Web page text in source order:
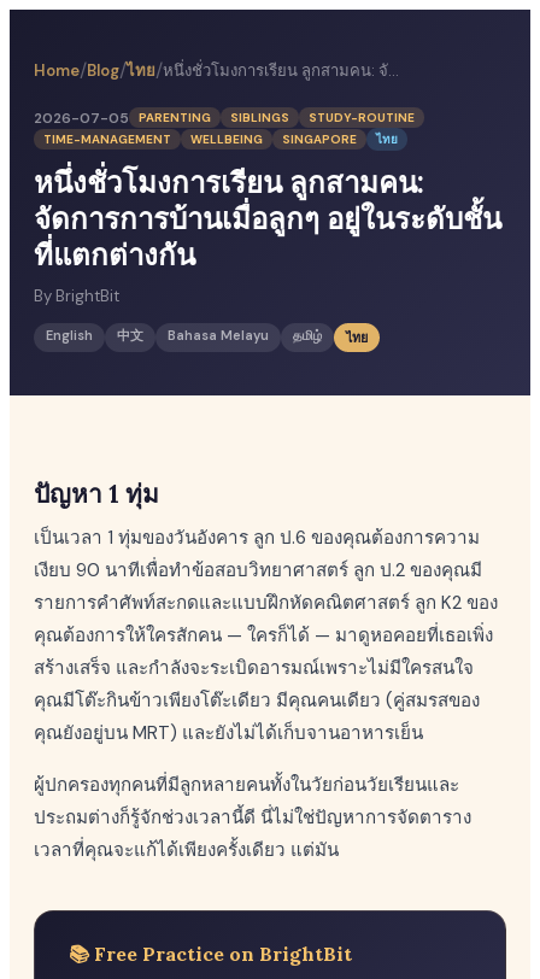
Home/Blog/ไทย/ หนึ่งชั่วโมงการเรียน ลูกสามคน: จัดการการบ้านเมื่อลูกๆ อยู่ในระดับชั้นที่แตกต่างกัน
2026-07-05 PARENTING SIBLINGS
STUDY-ROUTINE
TIME-MANAGEMENT
WELLBEING SINGAPORE ไทย
หนึ่งชั่วโมงการเรียน ลูกสามคน:
จัดการการบ้านเมื่อลูกๆ อยู่ในระดับชั้น
ที่แตกต่างกัน
By BrightBit
English 中文 Bahasa Melayu தமிழ் ไทย
ปัญหา 1 ทุ่ม
เป็นเวลา 1 ทุ่มของวันอังคาร ลูก ป.6 ของคุณต้องการความ
เงียบ 90 นาทีเพื่อทำข้อสอบวิทยาศาสตร์ ลูก ป.2 ของคุณมี
รายการคำศัพท์สะกดและแบบฝึกหัดคณิตศาสตร์ ลูก K2 ของ
คุณต้องการให้ใครสักคน — ใครก็ได้ — มาดูหอคอยที่เธอเพิ่ง
สร้างเสร็จ และกำลังจะระเบิดอารมณ์เพราะไม่มีใครสนใจ
คุณมีโต๊ะกินข้าวเพียงโต๊ะเดียว มีคุณคนเดียว (คู่สมรสของ
คุณยังอยู่บน MRT) และยังไม่ได้เก็บจานอาหารเย็น
ผู้ปกครองทุกคนที่มีลูกหลายคนทั้งในวัยก่อนวัยเรียนและ
ประถมต่างก็รู้จักช่วงเวลานี้ดี นี่ไม่ใช่ปัญหาการจัดตาราง
เวลาที่คุณจะแก้ได้เพียงครั้งเดียว แต่มัน
📚 Free Practice on BrightBit